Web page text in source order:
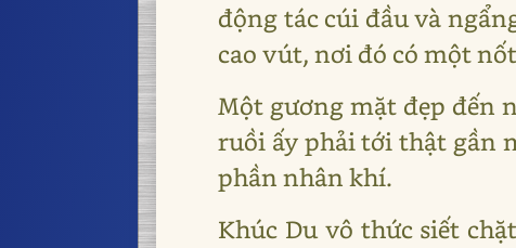
động tác cúi đầu và
cao vút, nơi đó có một
Một gương mặt đẹp đến
ruồi ấy phải tới thật gần
phần nhân khí.
Khúc Du vô thức siết